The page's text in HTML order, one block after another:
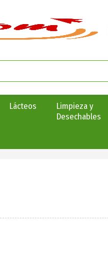
Lácteos
Limpieza y
Desechables